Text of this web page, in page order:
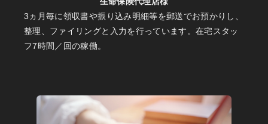
3ヵ月毎に領収書や振り込み明細等を郵送でお預かりし、
整理、ファイリングと入力を行っています。在宅スタッ
フ7時間／回の稼働。